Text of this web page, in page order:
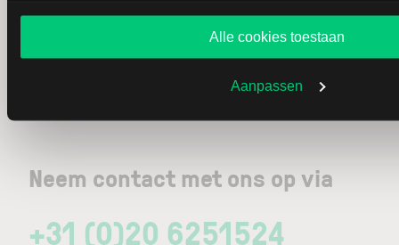
Alle cookies toestaan
Aanpassen
Neem contact met ons op via
+31 (0)20 6251524
Schrijf u in